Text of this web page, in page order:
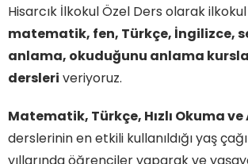
Hisarcık İlkokul Özel Ders olarak
matematik, fen, Türkçe, İngilizce,
anlama, okuduğunu anlama
dersleri veriyoruz.
Matematik, Türkçe, Hızlı Okuma
derslerinin en etkili kullanıldığı yaş